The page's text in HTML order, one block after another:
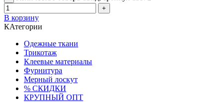
В корзину
КАтегории
Одежные ткани
Трикотаж
Клеевые материалы
Фурнитура
Мерный лоскут
% СКИДКИ
КРУПНЫЙ ОПТ